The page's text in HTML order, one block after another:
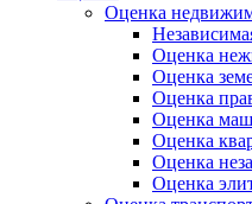
Оценка
Оценка
Оценка
Оценка
Оценка
Оценка
Оценка
Оценка